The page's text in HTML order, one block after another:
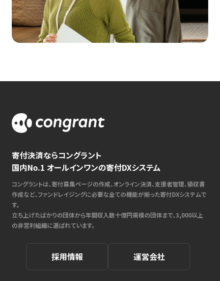
寄付決済ならコングラント
国内No.1 オールインワンの寄付DXシステム
コングラントは、寄付募集ページの作成、オンライン決済、支援者管理、領収書
作成など、ファンドレイジングに必要な全ての機能が揃った寄付DXシステムで
す。
立ち上げたばかりの団体から年間収入数十億円規模の団体まで、3,000以上
の非営利組織に選ばれています。
採用情報 運営会社